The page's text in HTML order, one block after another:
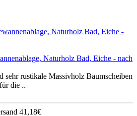
Naturholz Bad, Eiche - nach
sehr rustikale Massivholz Baumscheiben
die ..
41,18€